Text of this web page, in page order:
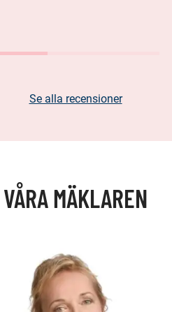
Se alla recensioner
VÅRA MÄKLAREN